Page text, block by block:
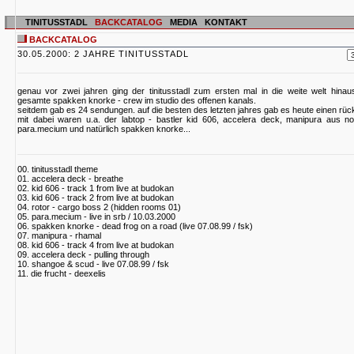
TINITUSSTADL BACKCATALOG MEDIA
KONTAKT
BACKCATALOG
30.05.2000: 2 JAHRE TINITUSSTADL
genau vor zwei jahren ging der tinitusstadl zum ersten mal in die weite welt
gesamte spakken knorke - crew im studio des offenen kanals.
seitdem gab es 24 sendungen. auf die besten des letzten jahres gab es heute einen
mit dabei waren u.a. der labtop - bastler kid 606, accelera deck, manipura aus
para.mecium und natürlich spakken knorke...
00. tinitusstadl theme
01. accelera deck - breathe
02. kid 606 - track 1 from live at budokan
03. kid 606 - track 2 from live at budokan
04. rotor - cargo boss 2 (hidden rooms 01)
05. para.mecium - live in srb / 10.03.2000
06. spakken knorke - dead frog on a road (live 07.08.99 / fsk)
07. manipura - rhamal
08. kid 606 - track 4 from live at budokan
09. accelera deck - pulling through
10. shangoe & scud - live 07.08.99 / fsk
11. die frucht - deexelis